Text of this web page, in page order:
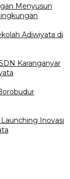
Menyusun
Adiwiyata di
Karanganyar
Inovasi